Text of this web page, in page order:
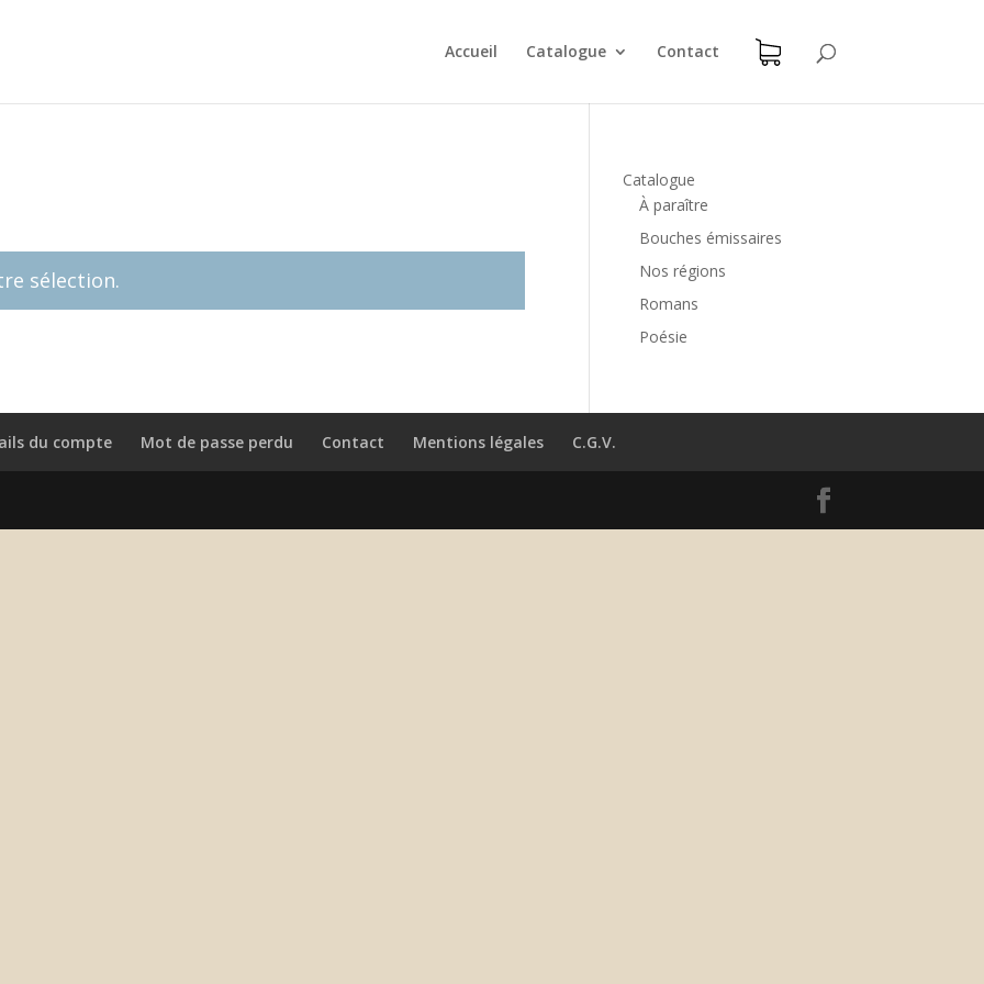
Accueil Catalogue Contact
sélection.
Catalogue
À paraître
Bouches émissaires
Nos régions
Romans
Poésie
du compte Mot de passe perdu Contact Mentions légales C.G.V.